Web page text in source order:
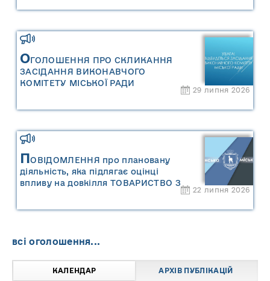
управління відходами Сарненської
міської територіальної громади»
ОГОЛОШЕННЯ ПРО СКЛИКАННЯ
ЗАСІДАННЯ ВИКОНАВЧОГО
КОМІТЕТУ МІСЬКОЇ РАДИ
29 липня 2026
ПОВІДОМЛЕННЯ про плановану
діяльність, яка підлягає оцінці
впливу на довкілля ТОВАРИСТВО З
22 липня 2026
всі оголошення...
КАЛЕНДАР АРХІВ ПУБЛІКАЦІЙ